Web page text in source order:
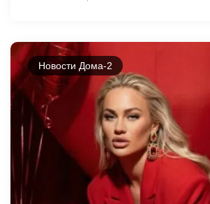
Новости Дома-2